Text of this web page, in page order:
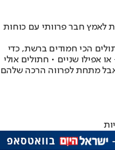
לאמץ חבר פרוותי עם כוחות
הכי חמודים ברשת, כדי
אפילו שניים • חתולים אולי
מתחת לפרווה הרכה שלהם